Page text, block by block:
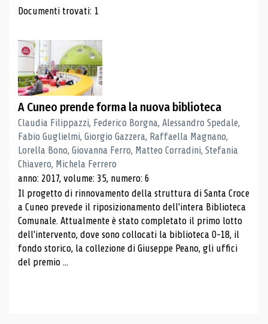
Risultati di ricerca
Documenti trovati: 1
A Cuneo prende forma la nuova biblioteca
Claudia Filippazzi, Federico Borgna, Alessandro Spedale,
Fabio Guglielmi, Giorgio Gazzera, Raffaella Magnano,
Lorella Bono, Giovanna Ferro, Matteo Corradini, Stefania
Chiavero, Michela Ferrero
anno: 2017, volume: 35, numero: 6
Il progetto di rinnovamento della struttura di Santa Croce
a Cuneo prevede il riposizionamento dell'intera Biblioteca
Comunale. Attualmente è stato completato il primo lotto
dell'intervento, dove sono collocati la biblioteca 0-18, il
fondo storico, la collezione di Giuseppe Peano, gli uffici
del premio ...